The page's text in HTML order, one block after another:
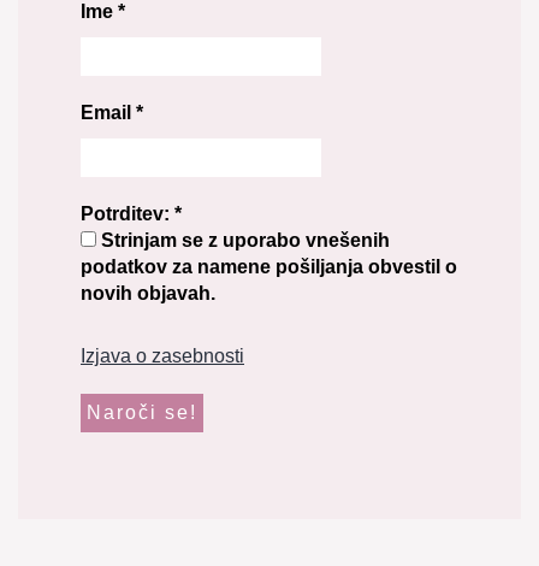
Ime *
Email *
Potrditev: *
Strinjam se z uporabo vnešenih
podatkov za namene pošiljanja obvestil o
novih objavah.
Izjava o zasebnosti